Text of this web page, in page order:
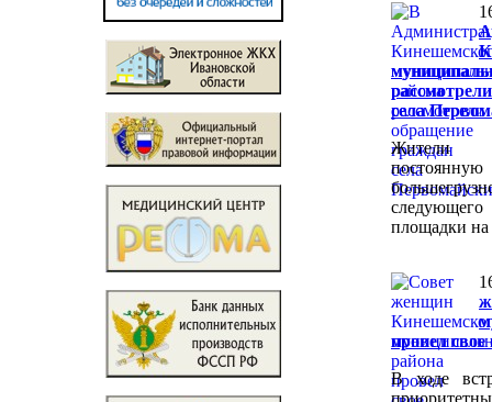
села
Жители
площадки на
провел свое
В ходе